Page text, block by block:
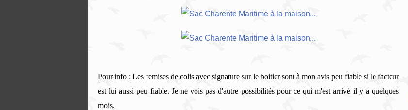
Pour info : Les remises de colis avec signature sur le boitier sont à mon avis peu fiable si le facteur
est lui aussi peu fiable. Je ne vois pas d'autre possibilités pour ce qui m'est arrivé il y a quelques
mois.